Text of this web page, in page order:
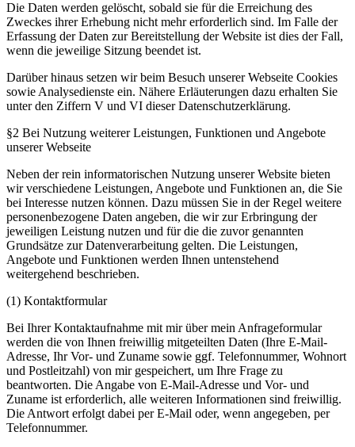
Die Daten werden gelöscht, sobald sie für die Erreichung des
Zweckes ihrer Erhebung nicht mehr erforderlich sind. Im Falle der
Erfassung der Daten zur Bereitstellung der Website ist dies der Fall,
wenn die jeweilige Sitzung beendet ist.
Darüber hinaus setzen wir beim Besuch unserer Webseite Cookies
sowie Analysedienste ein. Nähere Erläuterungen dazu erhalten Sie
unter den Ziffern V und VI dieser Datenschutzerklärung.
§2 Bei Nutzung weiterer Leistungen, Funktionen und Angebote
unserer Webseite
Neben der rein informatorischen Nutzung unserer Website bieten
wir verschiedene Leistungen, Angebote und Funktionen an, die Sie
bei Interesse nutzen können. Dazu müssen Sie in der Regel weitere
personenbezogene Daten angeben, die wir zur Erbringung der
jeweiligen Leistung nutzen und für die die zuvor genannten
Grundsätze zur Datenverarbeitung gelten. Die Leistungen,
Angebote und Funktionen werden Ihnen untenstehend
weitergehend beschrieben.
(1) Kontaktformular
Bei Ihrer Kontaktaufnahme mit mir über mein Anfrageformular
werden die von Ihnen freiwillig mitgeteilten Daten (Ihre E-Mail-
Adresse, Ihr Vor- und Zuname sowie ggf. Telefonnummer, Wohnort
und Postleitzahl) von mir gespeichert, um Ihre Frage zu
beantworten. Die Angabe von E-Mail-Adresse und Vor- und
Zuname ist erforderlich, alle weiteren Informationen sind freiwillig.
Die Antwort erfolgt dabei per E-Mail oder, wenn angegeben, per
Telefonnummer.